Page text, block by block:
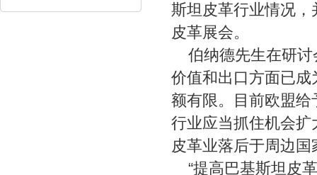
斯坦皮革行业情况
皮革展会。
伯纳德先生在研讨
价值和出口方面已
额有限。目前欧盟
行业应当抓住机会
皮革业落后于周边
“提高巴基斯坦皮